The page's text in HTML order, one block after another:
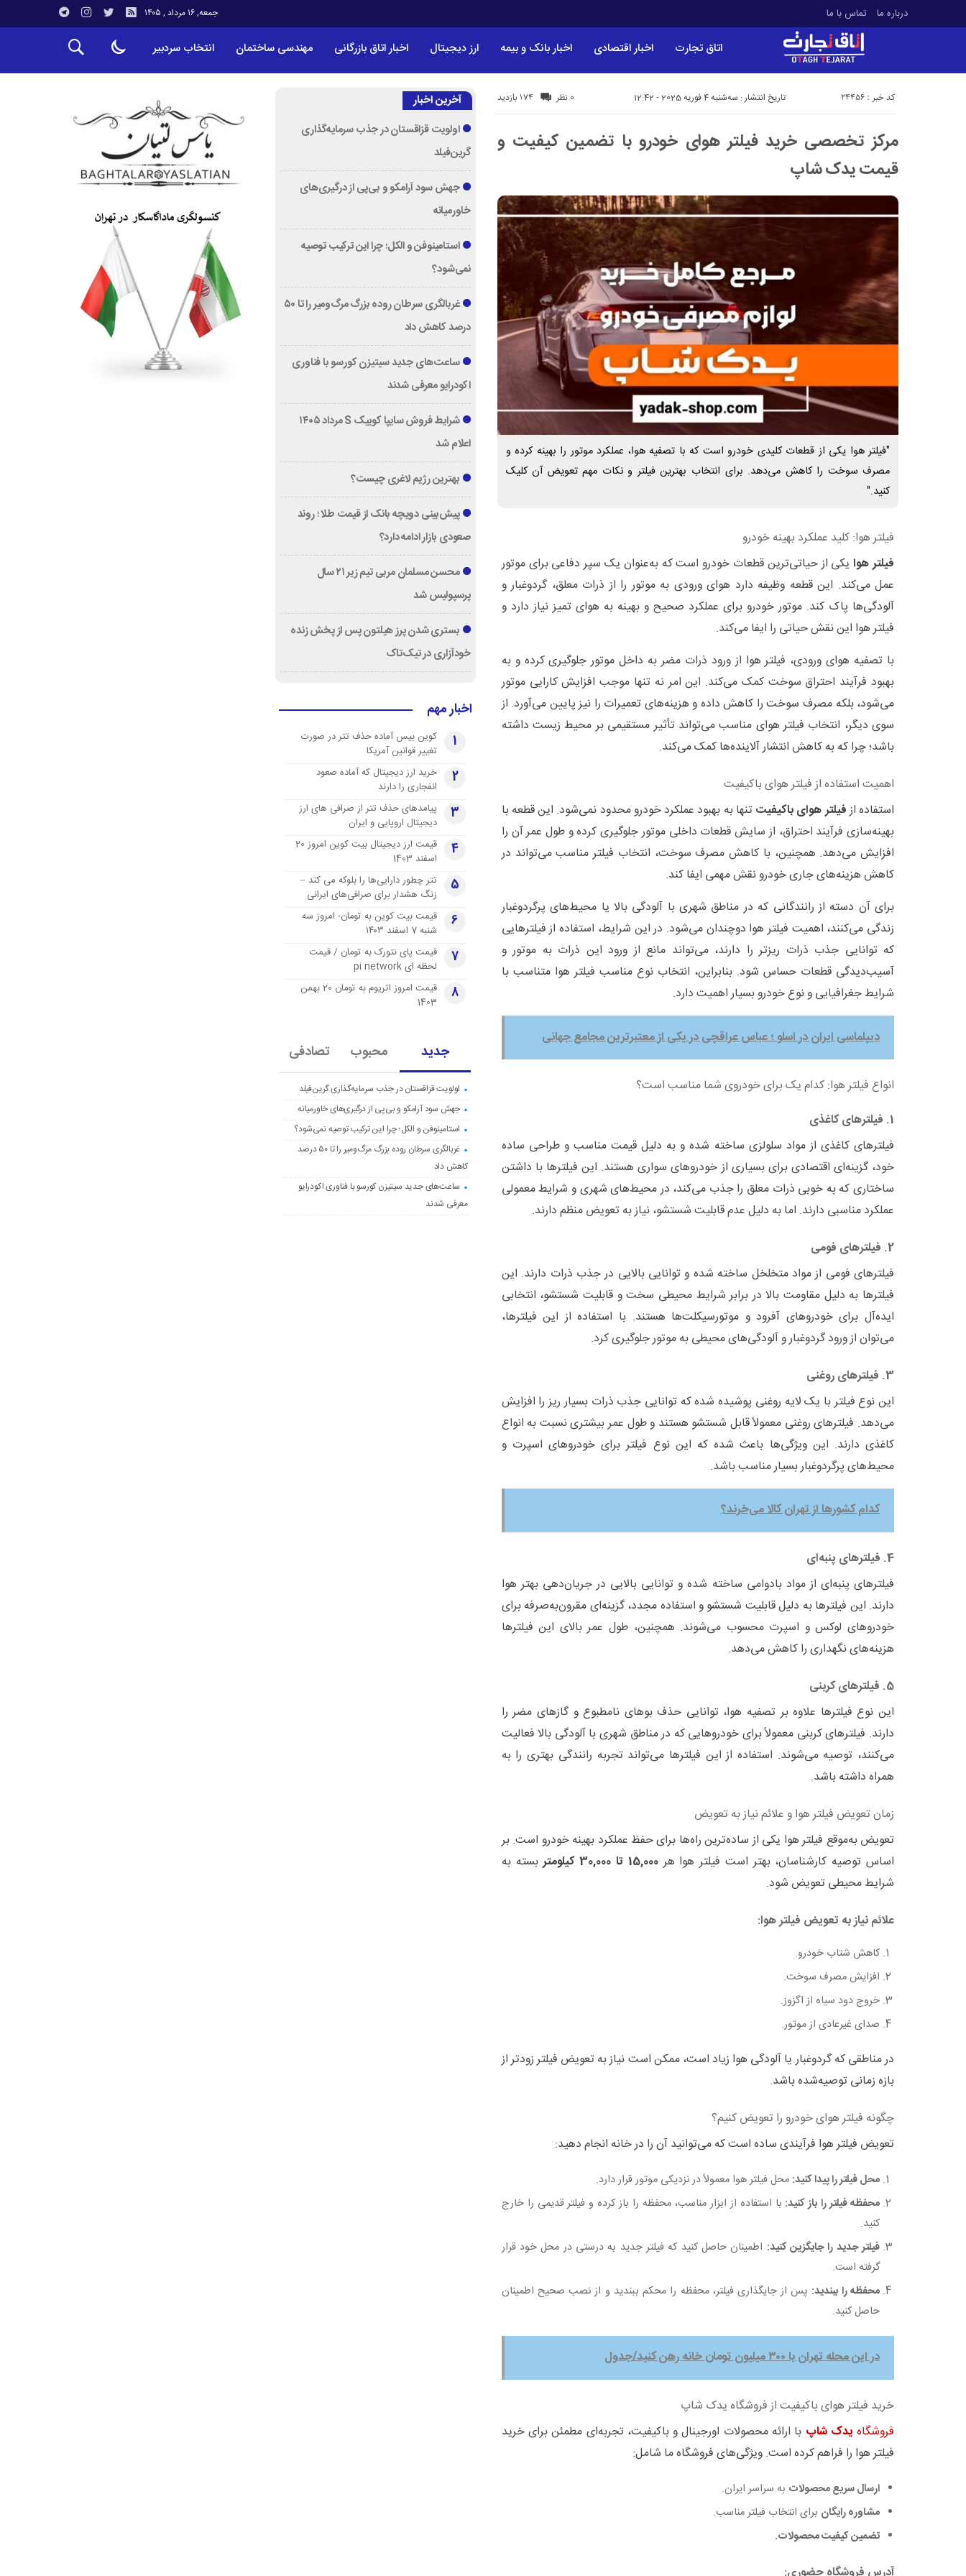
درباره ما تماس با ما جمعه, ۱۶ مرداد , ۱۴۰۵
اتاق تجارت اخبار اقتصادی اخبار بانک و بیمه ارز دیجیتال اخبار اتاق بازرگانی مهندسی ساختمان انتخاب سردبیر
تاریخ انتشار : سه‌شنبه 4 فوریه 2025 - 12:42 174 بازدید کد خبر : 24456 0 نظر
مرکز تخصصی خرید فیلتر هوای خودرو با تضمین کیفیت و
قیمت یدک شاپ
"فیلتر هوا یکی از قطعات کلیدی خودرو است که با تصفیه هوا، عملکرد موتور را بهینه کرده و
مصرف سوخت را کاهش می‌دهد. برای انتخاب بهترین فیلتر و نکات مهم تعویض آن کلیک
کنید."
فیلتر هوا: کلید عملکرد بهینه خودرو
فیلتر هوایکی از حیاتی‌ترین قطعات خودرو است که به‌عنوان یک سپر دفاعی برای موتور
عمل می‌کند. این قطعه وظیفه دارد هوای ورودی به موتور را از ذرات معلق، گردوغبار و
آلودگی‌ها پاک کند. موتور خودرو برای عملکرد صحیح و بهینه به هوای تمیز نیاز دارد و
فیلتر هوا این نقش حیاتی را ایفا می‌کند.
با تصفیه هوای ورودی، فیلتر هوا از ورود ذرات مضر به داخل موتور جلوگیری کرده و به
بهبود فرآیند احتراق سوخت کمک می‌کند. این امر نه تنها موجب افزایش کارایی موتور
می‌شود، بلکه مصرف سوخت را کاهش داده و هزینه‌های تعمیرات را نیز پایین می‌آورد. از
سوی دیگر، انتخاب فیلتر هوای مناسب می‌تواند تأثیر مستقیمی بر محیط زیست داشته
باشد؛ چرا که به کاهش انتشار آلاینده‌ها کمک می‌کند.
اهمیت استفاده از فیلتر هوای باکیفیت
استفاده ازفیلتر هوای باکیفیتتنها به بهبود عملکرد خودرو محدود نمی‌شود. این قطعه با
بهینه‌سازی فرآیند احتراق، از سایش قطعات داخلی موتور جلوگیری کرده و طول عمر آن را
افزایش می‌دهد. همچنین، با کاهش مصرف سوخت، انتخاب فیلتر مناسب می‌تواند در
کاهش هزینه‌های جاری خودرو نقش مهمی ایفا کند.
برای آن دسته از رانندگانی که در مناطق شهری با آلودگی بالا یا محیط‌های پرگردوغبار
زندگی می‌کنند، اهمیت فیلتر هوا دوچندان می‌شود. در این شرایط، استفاده از فیلترهایی
که توانایی جذب ذرات ریزتر را دارند، می‌تواند مانع از ورود این ذرات به موتور و
آسیب‌دیدگی قطعات حساس شود. بنابراین، انتخاب نوع مناسب فیلتر هوا متناسب با
شرایط جغرافیایی و نوع خودرو بسیار اهمیت دارد.
دیپلماسی ایران در اسلو ؛ عباس عراقچی در یکی از معتبرترین مجامع جهانی
انواع فیلتر هوا: کدام یک برای خودروی شما مناسب است؟
1. فیلترهای کاغذی
فیلترهای کاغذی از مواد سلولزی ساخته شده و به دلیل قیمت مناسب و طراحی ساده
خود، گزینه‌ای اقتصادی برای بسیاری از خودروهای سواری هستند. این فیلترها با داشتن
ساختاری که به خوبی ذرات معلق را جذب می‌کند، در محیط‌های شهری و شرایط معمولی
عملکرد مناسبی دارند. اما به دلیل عدم قابلیت شستشو، نیاز به تعویض منظم دارند.
2. فیلترهای فومی
فیلترهای فومی از مواد متخلخل ساخته شده و توانایی بالایی در جذب ذرات دارند. این
فیلترها به دلیل مقاومت بالا در برابر شرایط محیطی سخت و قابلیت شستشو، انتخابی
ایده‌آل برای خودروهای آفرود و موتورسیکلت‌ها هستند. با استفاده از این فیلترها،
می‌توان از ورود گردوغبار و آلودگی‌های محیطی به موتور جلوگیری کرد.
3. فیلترهای روغنی
این نوع فیلتر با یک لایه روغنی پوشیده شده که توانایی جذب ذرات بسیار ریز را افزایش
می‌دهد. فیلترهای روغنی معمولاً قابل شستشو هستند و طول عمر بیشتری نسبت به انواع
کاغذی دارند. این ویژگی‌ها باعث شده که این نوع فیلتر برای خودروهای اسپرت و
محیط‌های پرگردوغبار بسیار مناسب باشد.
کدام کشور‌ها از تهران کالا می‌خرند؟
4. فیلترهای پنبه‌ای
فیلترهای پنبه‌ای از مواد بادوامی ساخته شده و توانایی بالایی در جریان‌دهی بهتر هوا
دارند. این فیلترها به دلیل قابلیت شستشو و استفاده مجدد، گزینه‌ای مقرون‌به‌صرفه برای
خودروهای لوکس و اسپرت محسوب می‌شوند. همچنین، طول عمر بالای این فیلترها
هزینه‌های نگهداری را کاهش می‌دهد.
5. فیلترهای کربنی
این نوع فیلترها علاوه بر تصفیه هوا، توانایی حذف بوهای نامطبوع و گازهای مضر را
دارند. فیلترهای کربنی معمولاً برای خودروهایی که در مناطق شهری با آلودگی بالا فعالیت
می‌کنند، توصیه می‌شوند. استفاده از این فیلترها می‌تواند تجربه رانندگی بهتری را به
همراه داشته باشد.
زمان تعویض فیلتر هوا و علائم نیاز به تعویض
تعویض به‌موقع فیلتر هوا یکی از ساده‌ترین راه‌ها برای حفظ عملکرد بهینه خودرو است. بر
اساس توصیه کارشناسان، بهتر است فیلتر هوا هر15,000 تا 30,000 کیلومتر
بسته به
شرایط محیطی تعویض شود.
علائم نیاز به تعویض فیلتر هوا:
کاهش شتاب خودرو.
افزایش مصرف سوخت.
خروج دود سیاه از اگزوز.
صدای غیرعادی از موتور.
در مناطقی که گردوغبار یا آلودگی هوا زیاد است، ممکن است نیاز به تعویض فیلتر زودتر از
بازه زمانی توصیه‌شده باشد.
چگونه فیلتر هوای خودرو را تعویض کنیم؟
تعویض فیلتر هوا فرآیندی ساده است که می‌توانید آن را در خانه انجام دهید:
محل فیلتر را پیدا کنید: محل فیلتر هوا معمولاً در نزدیکی موتور قرار دارد.
محفظه فیلتر را باز کنید: با استفاده از ابزار مناسب، محفظه را باز کرده و فیلتر قدیمی را خارج
کنید.
فیلتر جدید را جایگزین کنید: اطمینان حاصل کنید که فیلتر جدید به درستی در محل خود قرار
گرفته است.
محفظه را ببندید: پس از جایگذاری فیلتر، محفظه را محکم ببندید و از نصب صحیح اطمینان
حاصل کنید.
در این محله تهران با ۳۰۰ میلیون تومان خانه رهن کنید/جدول
خرید فیلتر هوای باکیفیت از فروشگاه یدک شاپ
فروشگاه یدک شاپ با ارائه محصولات اورجینال و باکیفیت، تجربه‌ای مطمئن برای خرید
فیلتر هوا را فراهم کرده است. ویژگی‌های فروشگاه ما شامل:
ارسال سریع محصولات به سراسر ایران.
مشاوره رایگان برای انتخاب فیلتر مناسب.
تضمین کیفیت محصولات.
آخرین اخبار
اولویت قزاقستان در جذب سرمایه‌گذاری
گرین‌فیلد
جهش سود آرامکو و بی‌پی از درگیری‌های
خاورمیانه
استامینوفن و الکل؛ چرا این ترکیب توصیه
نمی‌شود؟
غربالگری سرطان روده بزرگ مرگ‌ومیر را تا ۵۰
درصد کاهش داد
ساعت‌های جدید سیتیزن کورسو با فناوری
اکودرایو معرفی شدند
شرایط فروش سایپا کوییک S مرداد ۱۴۰۵
اعلام شد
بهترین رژیم لاغری چیست؟
پیش‌بینی دویچه‌ بانک از قیمت طلا ؛ روند
صعودی بازار ادامه دارد؟
محسن مسلمان مربی تیم زیر ۲۱ سال
پرسپولیس شد
بستری شدن پرز هیلتون پس از پخش زنده
خودآزاری در تیک‌تاک
اخبار مهم
1
کوین بیس آماده حذف تتر در صورت
تغییر قوانین آمریکا
2
خرید ارز دیجیتال که آماده صعود
انفجاری را دارند
3
پیامدهای حذف تتر از صرافی های ارز
دیجیتال اروپایی و ایران
4
قیمت ارز دیجیتال بیت کوین امروز 20
اسفند 1403
5
تتر چطور دارایی‌ها را بلوکه می کند –
زنگ هشدار برای صرافی‌های ایرانی
6
قیمت بیت کوین به تومان- امروز سه
شنبه 7 اسفند ۱۴۰۳
7
قیمت پای نتورک به تومان / قیمت
لحظه ای pi network
8
قیمت امروز اتریوم به تومان 20 بهمن
1403
جدید محبوب تصادفی
اولویت قزاقستان در جذب سرمایه‌گذاری گرین‌فیلد
جهش سود آرامکو و بی‌پی از درگیری‌های خاورمیانه
استامینوفن و الکل؛ چرا این ترکیب توصیه نمی‌شود؟
غربالگری سرطان روده بزرگ مرگ‌ومیر را تا ۵۰ درصد
کاهش داد
ساعت‌های جدید سیتیزن کورسو با فناوری اکودرایو
معرفی شدند